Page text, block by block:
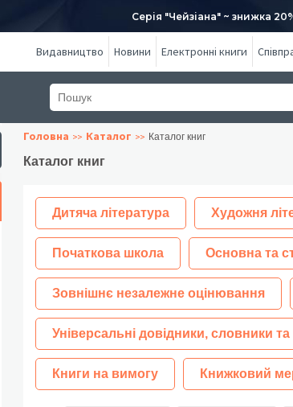
Серія "Чейзіана" ~ знижка
Видавництво Новини Електронні книги
Головна Каталог Каталог книг
Каталог книг
Дитяча література Художня
Початкова школа Основна та
Зовнішнє незалежне оцінювання
Універсальні довідники, словники
Книги на вимогу Книжковий